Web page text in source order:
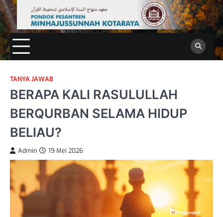
Skip
to
content
TANYA JAWAB
BERAPA KALI RASULULLAH
BERQURBAN SELAMA HIDUP
BELIAU?
Admin 19 Mei 2026